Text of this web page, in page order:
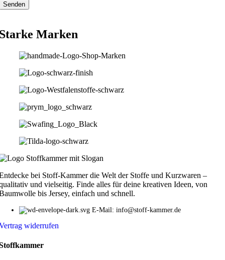
Marken
bei Stoff-Kammer die Welt der Stoffe und Kurzwaren –
und vielseitig. Finde alles für deine kreativen Ideen, von
bis Jersey, einfach und schnell.
E-Mail: info@stoff-kammer.de
widerrufen